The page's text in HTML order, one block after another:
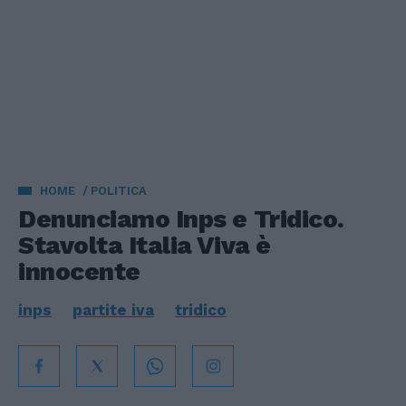
HOME POLITICA
Denunciamo Inps e Tridico.
Stavolta Italia Viva è
innocente
inps partite iva tridico